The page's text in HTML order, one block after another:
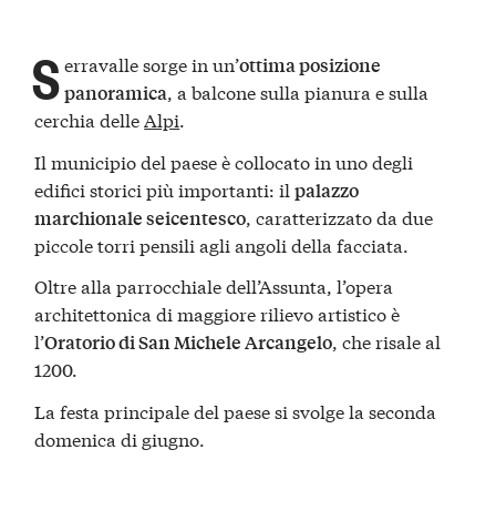
Serravalle sorge in un’ottima posizione
panoramica, a balcone sulla pianura e sulla
cerchia delleAlpi.
Il municipio del paese è collocato in uno degli
edifici storici più importanti: ilpalazzo
marchionale seicentesco, caratterizzato da due
piccole torri pensili agli angoli della facciata.
Oltre alla parrocchiale dell’Assunta, l’opera
architettonica di maggiore rilievo artistico è
l’Oratorio di San Michele Arcangelo, che risale al
1200.
La festa principale del paese si svolge la seconda
domenica di giugno.